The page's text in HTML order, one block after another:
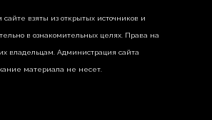
взяты из открытых источников и
в ознакомительных целях. Права на
владельцам. Администрация сайта
материала не несет.